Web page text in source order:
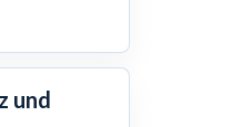
und